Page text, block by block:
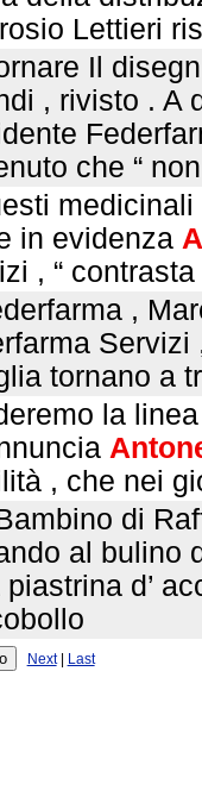
Lettieri
Il
, rivisto . A
che “ non
in evidenza
, “
,
Servizi
tornano a
la
, che nei
di
al bulino
piastrina d’
Next| Last